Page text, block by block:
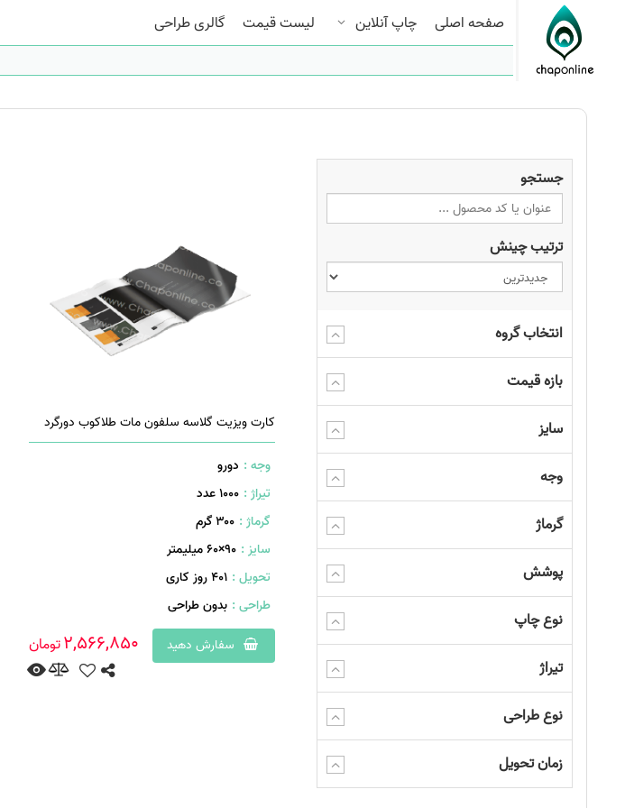
صفحه اصلی چاپ آنلاین لیست قیمت گالری طراحی
جستجو
ترتیب چینش
انتخاب گروه
بازه قیمت
سایز
وجه
گرماژ
پوشش
نوع چاپ
تیراژ
نوع طراحی
زمان تحویل
کارت ویزیت گلاسه سلفون مات طلاکوب دورگرد
وجه : دورو
تیراژ : 1000 عدد
گرماژ : ۳۰۰ گرم
سایز : ۹۰×۶۰ میلیمتر
تحویل : 401 روز کاری
طراحی : بدون طراحی
سفارش دهید
2,566,850تومان